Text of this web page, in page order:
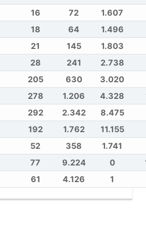
16 72
1.607
18 64
1.496
21 145 1.803
28 241
2.738
205 630
3.020
278 1.206 4.328
292 2.342
8.475
192 1.762
11.155
52 358
1.741
77 9.224 0
61 4.126 1